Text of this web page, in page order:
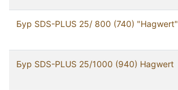
Бур SDS-PLUS 25/ 800 (740) "Hagwert"
Бур SDS-PLUS 25/1000 (940) Hagwert